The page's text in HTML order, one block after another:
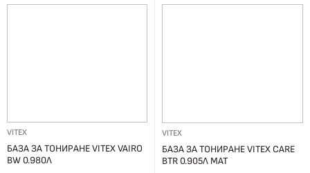
VITEX
БАЗА ЗА ТОНИРАНЕ VITEX VAIRO
BW 0.980Л
VITEX
БАЗА ЗА ТОНИРАНЕ VITEX CARE
BTR 0.905Л МАТ